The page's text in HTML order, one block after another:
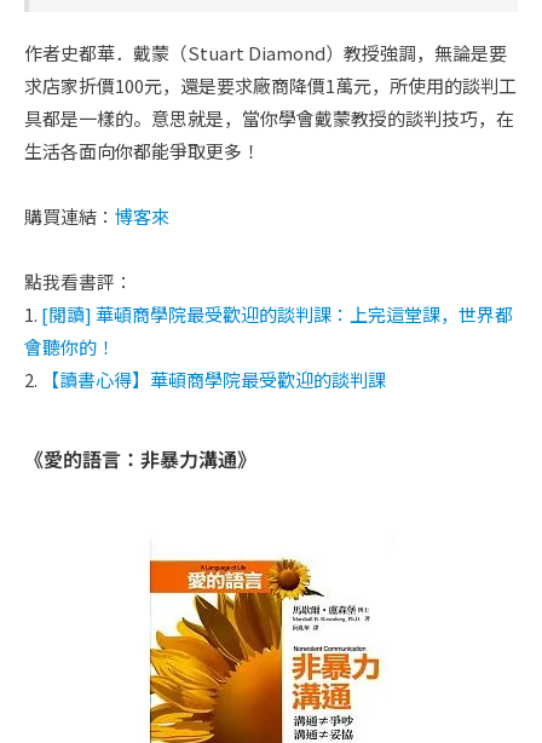
作者史都華．戴蒙（Stuart Diamond）教授強調，無論是要
求店家折價100元，還是要求廠商降價1萬元，所使用的談判工
具都是一樣的。意思就是，當你學會戴蒙教授的談判技巧，在
生活各面向你都能爭取更多！
購買連結： 博客來
點我看書評：
1. [閱讀] 華頓商學院最受歡迎的談判課：上完這堂課，世界都
會聽你的！
2.
【讀書心得】華頓商學院最受歡迎的談判課
《愛的語言：非暴力溝通》